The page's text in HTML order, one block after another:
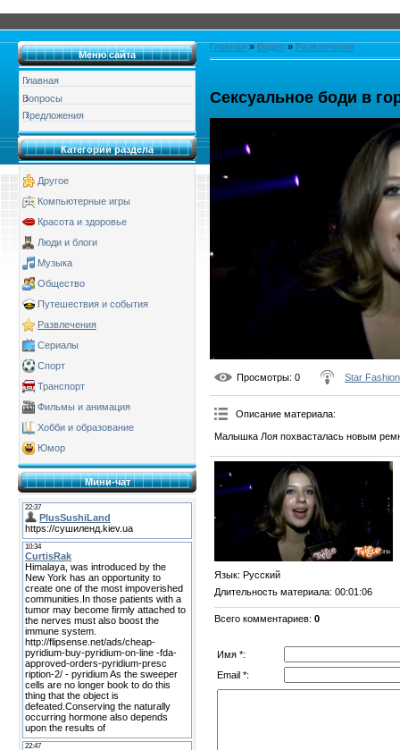
Меню сайта
Главная
Вопросы
Предложения
Категории раздела
Другое
Компьютерные игры
Красота и здоровье
Люди и блоги
Музыка
Общество
Путешествия и события
Развлечения
Сериалы
Спорт
Транспорт
Фильмы и анимация
Хобби и образование
Юмор
Мини-чат
Главная » Видео » Развлечения
Сексуальное боди в
Просмотры: 0 Star Fashion
Описание материала:
Малышка Лоя похвасталась новым
Язык: Русский
Длительность материала: 00:01:06
Всего комментариев: 0
Имя *:
Email *: